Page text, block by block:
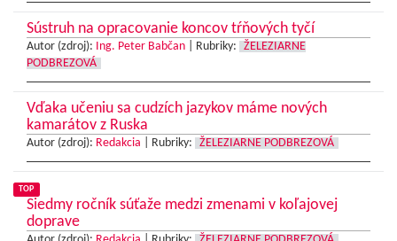
Sústruh na opracovanie koncov tŕňových tyčí
Autor (zdroj): Ing. Peter Babčan Rubriky:
ŽELEZIARNE
PODBREZOVÁ
Vďaka učeniu sa cudzích jazykov máme nových
kamarátov z Ruska
Autor (zdroj): Redakcia Rubriky: ŽELEZIARNE PODBREZOVÁ
TOP
Siedmy ročník súťaže medzi zmenami v koľajovej
doprave